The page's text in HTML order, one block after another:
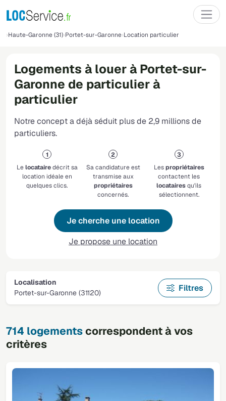
Haute-Garonne (31) Portet-sur-Garonne Location particulier
Logements à louer à Portet-sur-
Garonne de particulier à
particulier
Notre concept a déjà séduit plus de 2,9 millions de
particuliers.
Lelocatairedécrit sa
location idéale en
quelques clics.
Sa candidature est
transmise aux
propriétaires
concernés.
Lespropriétaires
contactent les
locatairesqu'ils
sélectionnent.
Je cherche une location
Je propose une location
Localisation
Portet-sur-Garonne (31120)
Filtres
714 logementscorrespondent à vos
critères